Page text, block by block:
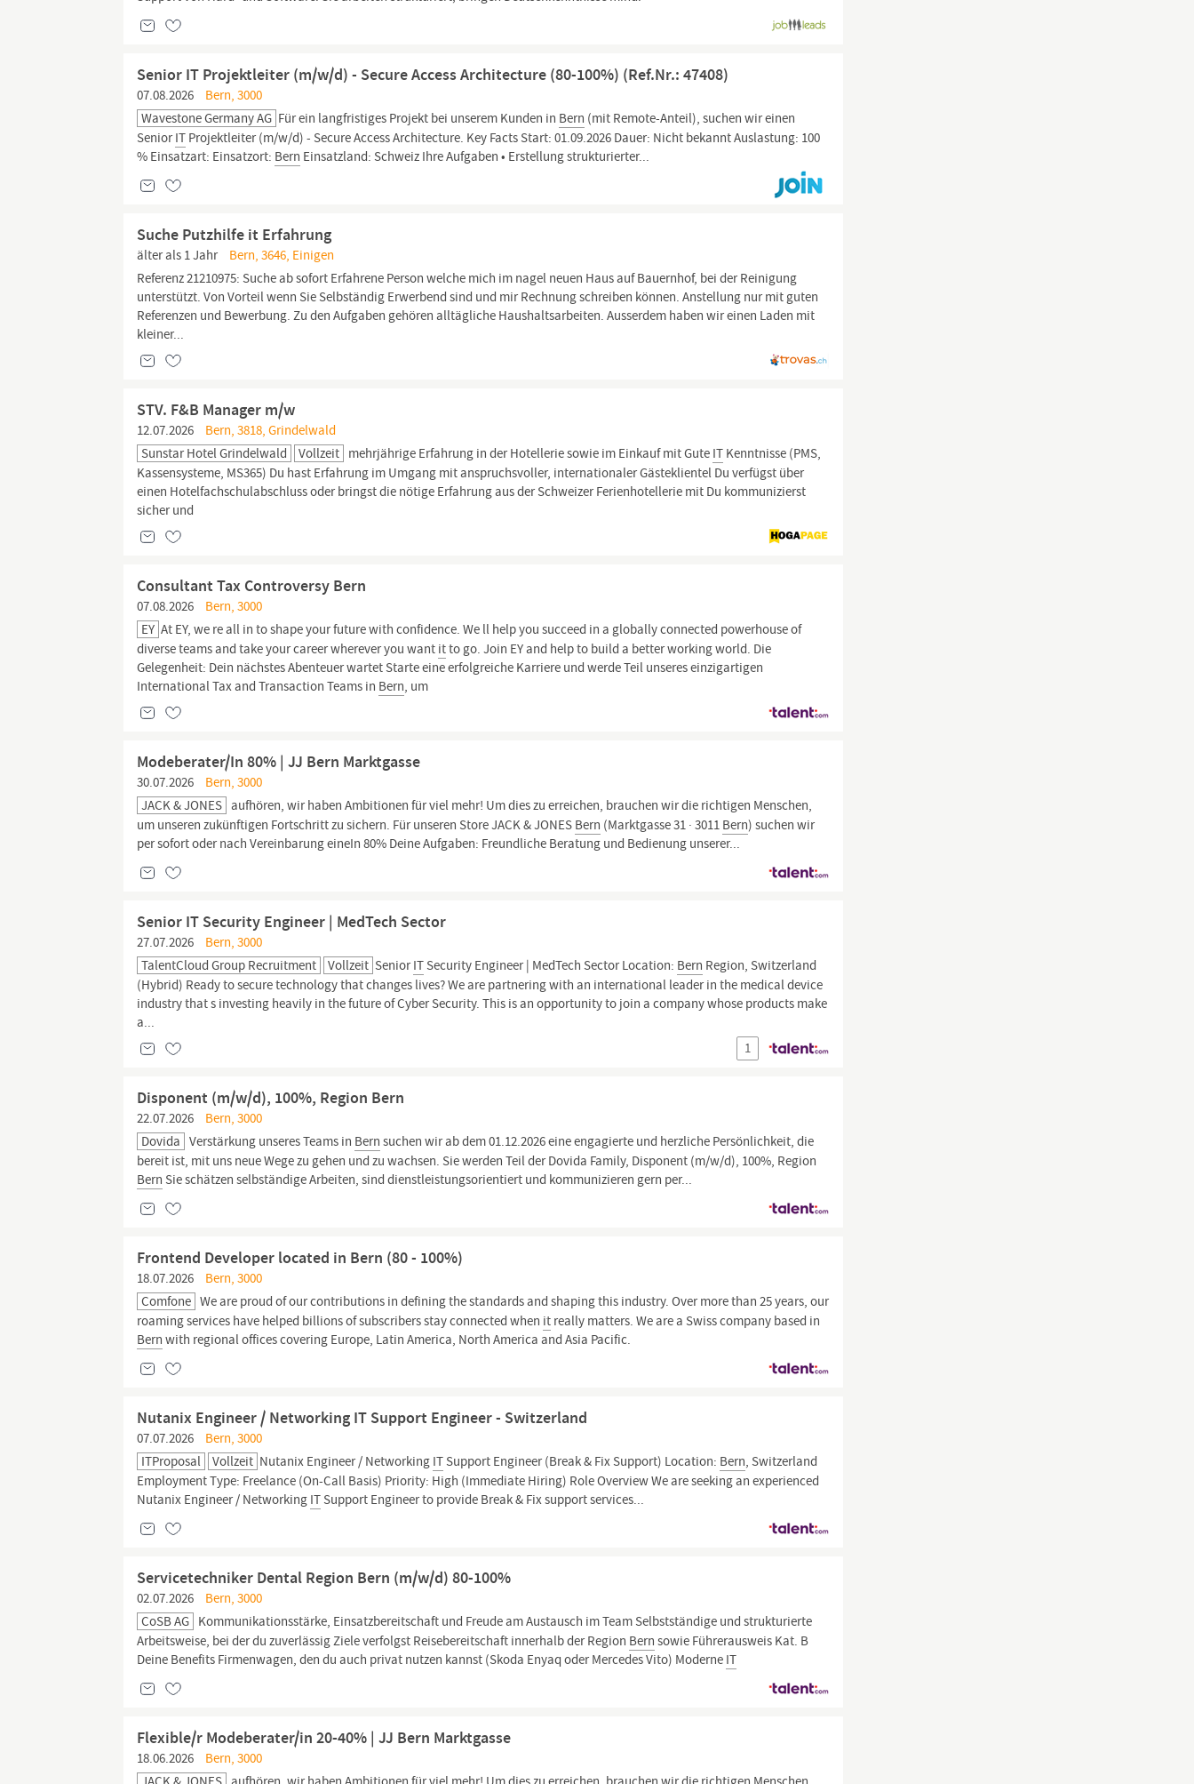
Senior IT Projektleiter (m/w/d) - Secure Access Architecture (80-100%) (Ref.Nr.: 47408)
07.08.2026
Bern, 3000
Wavestone Germany AG Für ein langfristiges Projekt bei unserem Kunden in Bern (mit Remote-Anteil), suchen wir einen
SeniorIT Projektleiter (m/w/d) - Secure Access Architecture. Key Facts Start: 01.09.2026 Dauer: Nicht bekannt Auslastung: 100
% Einsatzart: Einsatzort: Bern Einsatzland: Schweiz Ihre Aufgaben • Erstellung strukturierter...
Suche Putzhilfe it Erfahrung
älter als 1 Jahr
Bern, 3646, Einigen
Referenz 21210975: Suche ab sofort Erfahrene Person welche mich im nagel neuen Haus auf Bauernhof, bei der Reinigung
unterstützt. Von Vorteil wenn Sie Selbständig Erwerbend sind und mir Rechnung schreiben können. Anstellung nur mit guten
Referenzen und Bewerbung. Zu den Aufgaben gehören alltägliche Haushaltsarbeiten. Ausserdem haben wir einen Laden mit
kleiner...
STV. F&B Manager m/w
12.07.2026
Bern, 3818, Grindelwald
Sunstar Hotel Grindelwald
Vollzeit mehrjährige Erfahrung in der Hotellerie sowie im Einkauf mit Gute IT Kenntnisse (PMS,
Kassensysteme, MS365) Du hast Erfahrung im Umgang mit anspruchsvoller, internationaler Gästeklientel Du verfügst über
einen Hotelfachschulabschluss oder bringst die nötige Erfahrung aus der Schweizer Ferienhotellerie mit Du kommunizierst
sicher und
Consultant Tax Controversy Bern
07.08.2026
Bern, 3000
EY At EY, we re all in to shape your future with confidence. We ll help you succeed in a globally connected powerhouse of
diverse teams and take your career wherever you want itto go. Join EY and help to build a better working world. Die
Gelegenheit: Dein nächstes Abenteuer wartet Starte eine erfolgreiche Karriere und werde Teil unseres einzigartigen
International Tax and Transaction Teams in Bern, um
Modeberater/In 80% | JJ Bern Marktgasse
30.07.2026
Bern, 3000
JACK & JONES aufhören, wir haben Ambitionen für viel mehr! Um dies zu erreichen, brauchen wir die richtigen Menschen,
um unseren zukünftigen Fortschritt zu sichern. Für unseren Store JACK & JONES Bern (Marktgasse 31 · 3011 Bern) suchen wir
per sofort oder nach Vereinbarung eineIn 80% Deine Aufgaben: Freundliche Beratung und Bedienung unserer...
Senior IT Security Engineer | MedTech Sector
27.07.2026
Bern, 3000
TalentCloud Group Recruitment
Vollzeit SeniorIT Security Engineer | MedTech Sector Location: Bern Region, Switzerland
(Hybrid) Ready to secure technology that changes lives? We are partnering with an international leader in the medical device
industry that s investing heavily in the future of Cyber Security. This is an opportunity to join a company whose products make
a...
1
Disponent (m/w/d), 100%, Region Bern
22.07.2026
Bern, 3000
Dovida Verstärkung unseres Teams in Bern suchen wir ab dem 01.12.2026 eine engagierte und herzliche Persönlichkeit, die
bereit ist, mit uns neue Wege zu gehen und zu wachsen. Sie werden Teil der Dovida Family, Disponent (m/w/d), 100%, Region
Bern Sie schätzen selbständige Arbeiten, sind dienstleistungsorientiert und kommunizieren gern per...
Frontend Developer located in Bern (80 - 100%)
18.07.2026
Bern, 3000
Comfone We are proud of our contributions in defining the standards and shaping this industry. Over more than 25 years, our
roaming services have helped billions of subscribers stay connected when it really matters. We are a Swiss company based in
Bern with regional offices covering Europe, Latin America, North America and Asia Pacific.
Nutanix Engineer / Networking IT Support Engineer - Switzerland
07.07.2026
Bern, 3000
ITProposal
Vollzeit Nutanix Engineer / Networking IT Support Engineer (Break & Fix Support) Location: Bern, Switzerland
Employment Type: Freelance (On-Call Basis) Priority: High (Immediate Hiring) Role Overview We are seeking an experienced
Nutanix Engineer / Networking IT Support Engineer to provide Break & Fix support services...
Servicetechniker Dental Region Bern (m/w/d) 80-100%
02.07.2026
Bern, 3000
CoSB AG Kommunikationsstärke, Einsatzbereitschaft und Freude am Austausch im Team Selbstständige und strukturierte
Arbeitsweise, bei der du zuverlässig Ziele verfolgst Reisebereitschaft innerhalb der Region Bern sowie Führerausweis Kat. B
Deine Benefits Firmenwagen, den du auch privat nutzen kannst (Skoda Enyaq oder Mercedes Vito) Moderne IT
Flexible/r Modeberater/in 20-40% | JJ Bern Marktgasse
18.06.2026
Bern, 3000